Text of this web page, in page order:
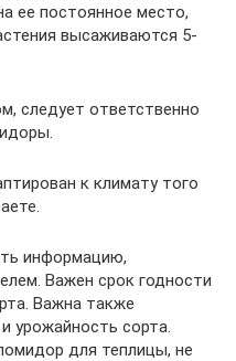
ее постоянное место,
высаживаются 5-
следует ответственно
к климату того
информацию,
Важен срок годности
Важна также
урожайность сорта.
для теплицы, не